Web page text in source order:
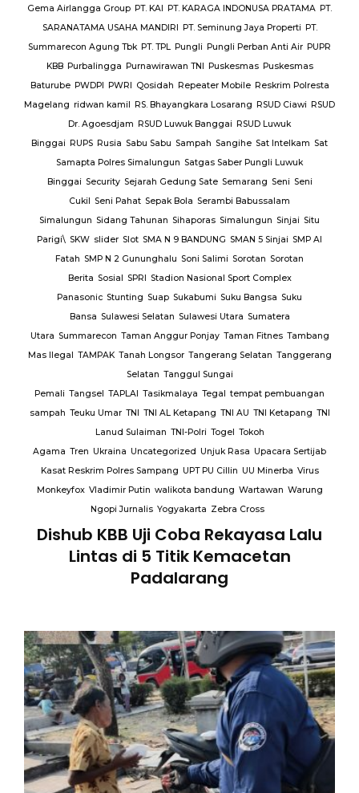
Gema Airlangga Group PT. KAI PT. KARAGA INDONUSA PRATAMA PT.
SARANATAMA USAHA MANDIRI PT. Seminung Jaya Properti PT.
Summarecon Agung Tbk PT. TPL Pungli Pungli Perban Anti Air PUPR
KBB Purbalingga Purnawirawan TNI Puskesmas Puskesmas
Baturube PWDPI PWRI Qosidah Repeater Mobile Reskrim Polresta
Magelang ridwan kamil RS. Bhayangkara Losarang RSUD Ciawi RSUD
Dr. Agoesdjam RSUD Luwuk Banggai RSUD Luwuk
Binggai RUPS Rusia Sabu Sabu Sampah Sangihe Sat Intelkam Sat
Samapta Polres Simalungun Satgas Saber Pungli Luwuk
Binggai Security Sejarah Gedung Sate Semarang Seni Seni
Cukil Seni Pahat Sepak Bola Serambi Babussalam
Simalungun Sidang Tahunan Sihaporas Simalungun Sinjai Situ
Parigi\ SKW slider Slot SMA N 9 BANDUNG SMAN 5 Sinjai SMP Al
Fatah SMP N 2 Gununghalu Soni Salimi Sorotan Sorotan
Berita Sosial SPRI Stadion Nasional Sport Complex
Panasonic Stunting Suap Sukabumi Suku Bangsa Suku
Bansa Sulawesi Selatan Sulawesi Utara Sumatera
Utara Summarecon Taman Anggur Ponjay Taman Fitnes Tambang
Mas Ilegal TAMPAK Tanah Longsor Tangerang Selatan Tanggerang
Selatan Tanggul Sungai
Pemali Tangsel TAPLAI Tasikmalaya Tegal tempat pembuangan
sampah Teuku Umar TNI TNI AL Ketapang TNI AU TNI Ketapang TNI
Lanud Sulaiman TNI-Polri Togel Tokoh
Agama Tren Ukraina Uncategorized Unjuk Rasa Upacara Sertijab
Kasat Reskrim Polres Sampang UPT PU Cillin UU Minerba Virus
Monkeyfox Vladimir Putin walikota bandung Wartawan Warung
Ngopi Jurnalis Yogyakarta Zebra Cross
Dishub KBB Uji Coba Rekayasa Lalu
Lintas di 5 Titik Kemacetan
Padalarang